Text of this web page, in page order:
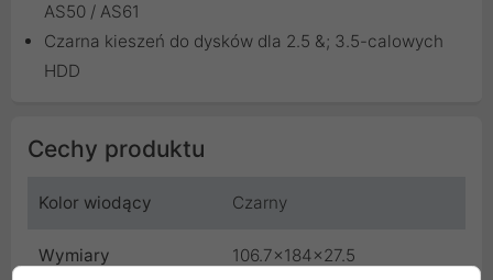
AS50 / AS61
Czarna kieszeń do dysków dla 2.5 &; 3.5-calowych
HDD
Cechy produktu
Kolor wiodący Czarny
Wymiary 106.7x184x27.5